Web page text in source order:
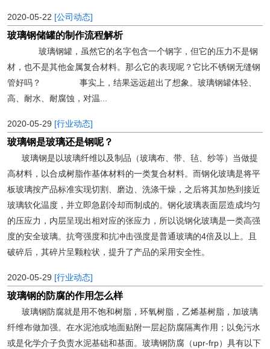
2020-05-22 [公司动态]
玻璃钢储罐的制作流程解析
玻璃钢罐，虽然它的名字包含一个钢字，但它的压力不是钢
材，也不是其他金属复合材料。那么它的表现呢？它比不锈钢无缝钢
管好吗？ 事实上，结果远远超出了想象。玻璃钢罐体轻、
高、耐水、耐腐蚀，对温...
2020-05-29 [行业动态]
玻璃钢是玻璃还是钢呢？
玻璃钢是以玻璃纤维以及制品（玻璃布、带、毡、纱等）当做提
高材料，以合成树脂作基体材料的一类复合材料。而钢化玻璃是将平
板玻璃按产品标准实现切割、磨边、洗涤干燥，之后将其加热到接近
玻璃软化温度，并立即急剧冷却而制成的。钢化玻璃表面层造成均匀
的压应力，内层呈现出相对应的张应力，所以说钢化玻璃是一类高强
度的安全玻璃。抗弯强度和抗冲击强度是普通玻璃的4倍及以上。且
破碎后，其碎片呈颗粒状，提升了产品的采用安全性。
2020-05-29 [行业动态]
玻璃钢的防腐的作用怎么样
玻璃钢防腐就是用不饱和树脂，环氧树脂，乙烯基树脂，加玻璃
纤维布做加强。在水泥池或地面贴附一层起防腐隔离作用；以免污水
或是化学介子负责水泥基础和基面。玻璃钢防腐（upr-frp）具有以下